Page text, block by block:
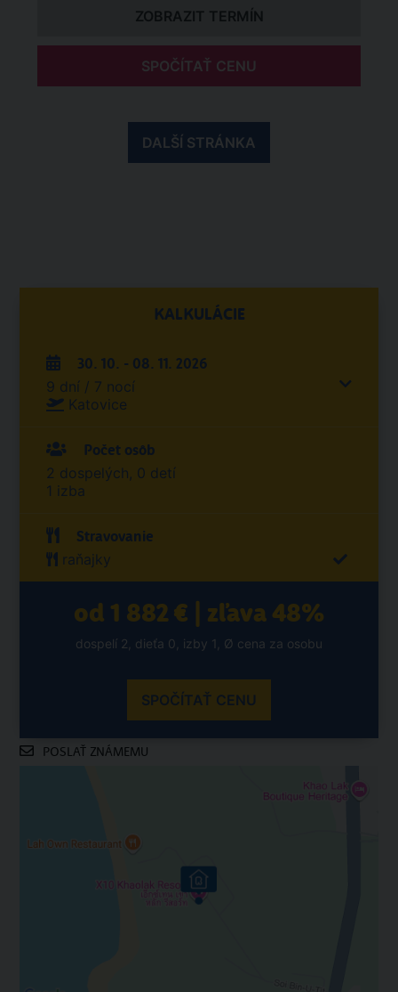
ZOBRAZIT TERMÍN
SPOČÍTAŤ CENU
DALŠÍ STRÁNKA
KALKULÁCIE
30. 10. - 08. 11. 2026
9 dní / 7 nocí
Katovice
Počet osôb
2 dospelých, 0 detí
1 izba
Stravovanie
raňajky
od 1 882 € | zľava 48%
dospelí 2, dieťa 0, izby 1, Ø cena za osobu
SPOČÍTAŤ CENU
POSLAŤ ZNÁMEMU